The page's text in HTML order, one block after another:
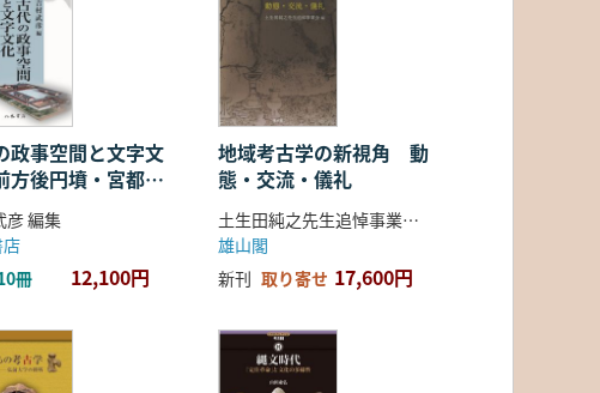
政事空間と文字文
後円墳・宮都・
彦 編集
冊 12,100円
地域考古学の新視角 動
態・交流・儀礼
土生田純之先生追悼事業会 編
雄山閣
新刊 取り寄せ 17,600円